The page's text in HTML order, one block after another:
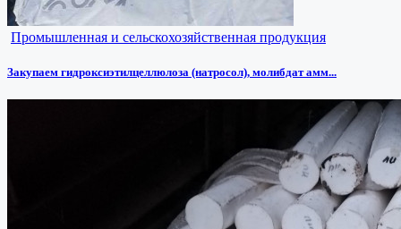
Промышленная и сельскохозяйственная продукция
Закупаем гидроксиэтилцеллюлоза (натросол), молибдат амм...